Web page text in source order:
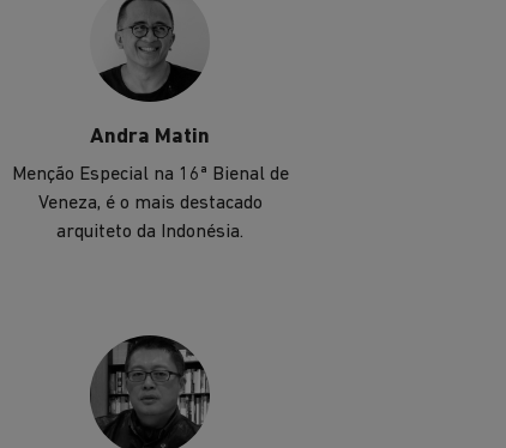
Andra Matin
Menção Especial na 16ª Bienal de
Veneza, é o mais destacado
arquiteto da Indonésia.